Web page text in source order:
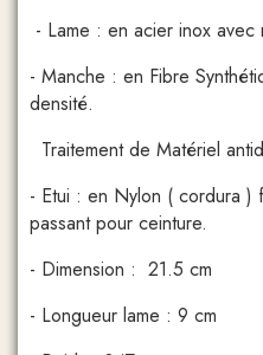
- Lame : en acier inox
- Manche : en Fibre
densité.
Traitement de Matériel
- Etui : en Nylon ( cordura )
passant pour ceinture.
- Dimension : 21.5 cm
- Longueur lame : 9 cm